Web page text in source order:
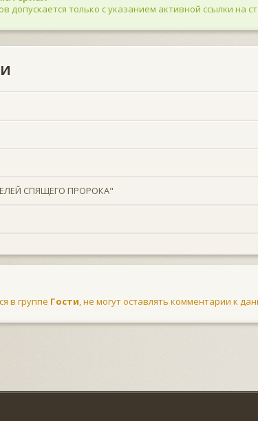
допускается только с указанием активной ссылки на
СПЯЩЕГО ПРОРОКА"
в группе Гости, не могут оставлять комментарии к